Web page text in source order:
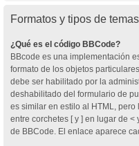
Formatos y tipos de temas
¿Qué es el código BBCode?
BBcode es una implementación
formato de los objetos
debe ser habilitado por la
deshabilitado del formulario de
es similar en estilo al HTML,
entre corchetes [ y ] en lugar de
de BBCode. El enlace aparece